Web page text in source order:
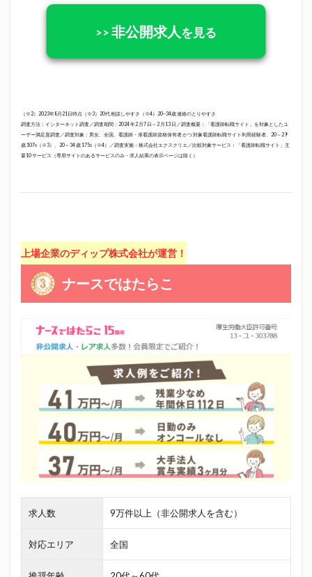
>> 非公開求人 を見る
（※2）2023年8月21日時点（※3）20代 相談しやすさ（※4）20~34歳 連絡のとりやすさ
調査方法：インターネット調査／調査期間：2024 年2 月7 日～2 月13 日／調査概要：「看護師転職サイト」を対象としたユ
ーザー満足度調査／調査対象：男女、全国、看護師・准看護師資格保有者 かつ 対象看護師転職サイト利用経験者、20～29
歳 107s（※3）、20～34 歳 175s（※4）／調査実施：株式会社エクスクリエ／比較対象サービス：「看護師転職サイト」主
要10 サービス（専用サイトのあるサービスのみ・求人結果の表示ページは除く）
上場企業のディップ株式会社が運営！
ナースではたらこ
求人数 9万件以上（非公開求人を含む）
対応エリア 全国